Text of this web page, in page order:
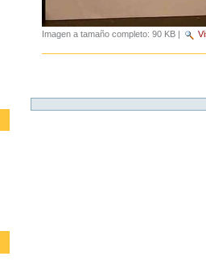
Imagen a tamaño completo: 90 KB|